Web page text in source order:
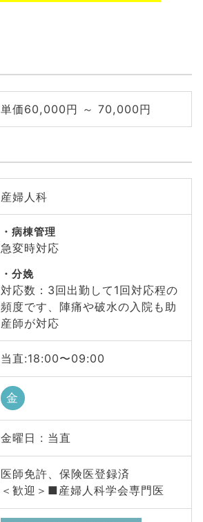
単価60,000円 ～ 70,000円
産婦人科
病棟管理
急変時対応
分娩
対応数：3回出勤して1回対応程の
頻度です、陣痛や破水の入院も助
産師が対応
当直:18:00〜09:00
金
金曜日 : 当直
医師免許、保険医登録済
＜歓迎＞■産婦人科学会専門医